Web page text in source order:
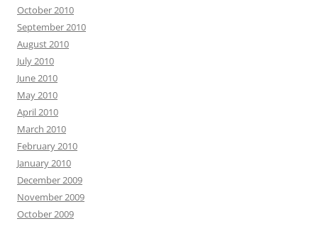
October 2010
September 2010
August 2010
July 2010
June 2010
May 2010
April 2010
March 2010
February 2010
January 2010
December 2009
November 2009
October 2009